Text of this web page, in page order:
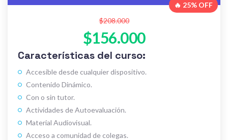
🔥 25% OFF
$208.000
$156.000
Características del curso:
Accesible desde cualquier dispositivo.
Contenido Dinámico.
Con o sin tutor.
Actividades de Autoevaluación.
Material Audiovisual.
Acceso a comunidad de colegas.